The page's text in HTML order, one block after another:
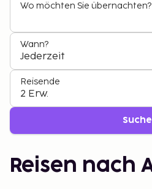
Wo möchten Sie übernachten?
Wann?
Jederzeit
Reisende
2 Erw.
Suche
Reisen nach